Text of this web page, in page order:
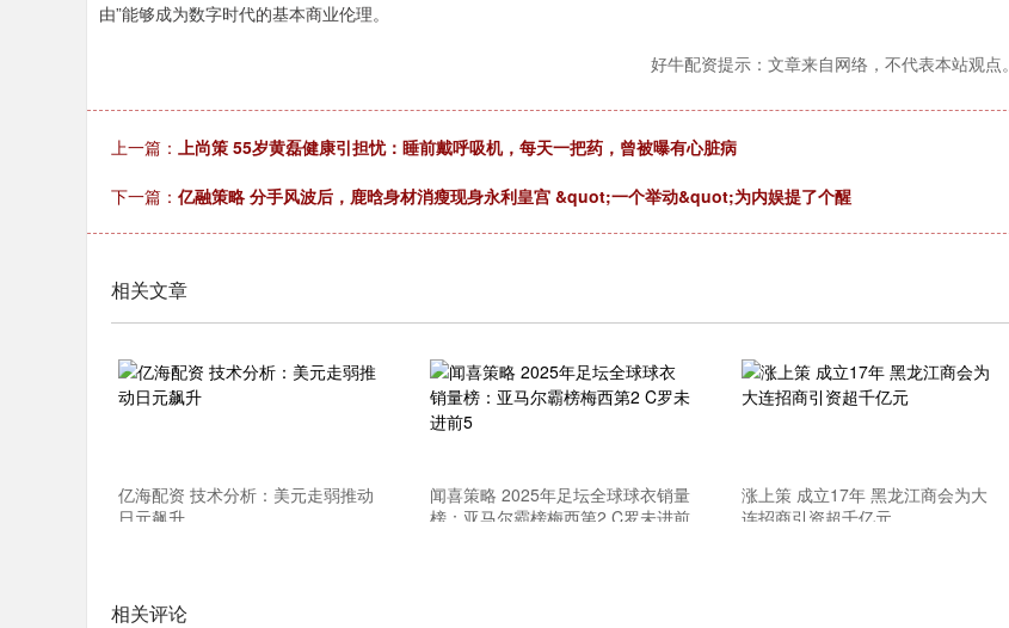
由”能够成为数字时代的基本商业伦理。
好牛配资提示：文章来自网络，不代表本站观点。
上一篇： 上尚策 55岁黄磊健康引担忧：睡前戴呼吸机，每天一把药，曾被曝有心脏病
下一篇： 亿融策略 分手风波后，鹿晗身材消瘦现身永利皇宫 &quot;一个举动&quot;为内娱提了个醒
相关文章
亿海配资 技术分析：美元走弱推动
日元飙升
闻喜策略 2025年足坛全球球衣销量
榜：亚马尔霸榜梅西第2 C罗未进前
涨上策 成立17年 黑龙江商会为大
连招商引资超千亿元
相关评论